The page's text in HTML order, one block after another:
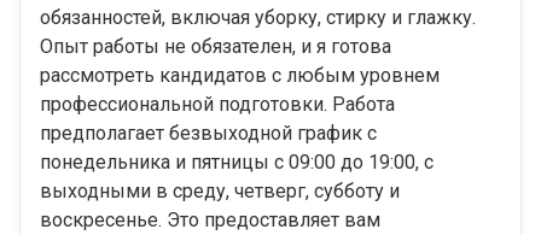
обязанностей, включая уборку, стирку и глажку.
Опыт работы не обязателен, и я готова
рассмотреть кандидатов с любым уровнем
профессиональной подготовки. Работа
предполагает безвыходной график с
понедельника и пятницы с 09:00 до 19:00, с
выходными в среду, четверг, субботу и
воскресенье. Это предоставляет вам